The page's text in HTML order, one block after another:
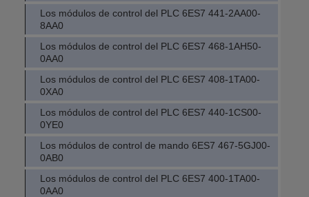
Los módulos de control del PLC 6ES7 441-2AA00-
8AA0
Los módulos de control del PLC 6ES7 468-1AH50-
0AA0
Los módulos de control del PLC 6ES7 408-1TA00-
0XA0
Los módulos de control del PLC 6ES7 440-1CS00-
0YE0
Los módulos de control de mando 6ES7 467-5GJ00-
0AB0
Los módulos de control del PLC 6ES7 400-1TA00-
0AA0